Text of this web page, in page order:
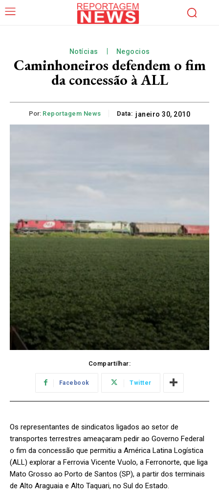
Notícias Negocios
Caminhoneiros defendem o fim
da concessão à ALL
Por: Reportagem News Data: janeiro 30, 2010
Compartilhar:
Facebook Twitter
Os representantes de sindicatos ligados ao setor de
transportes terrestres ameaçaram pedir ao Governo Federal
o fim da concessão que permitiu a América Latina Logística
(ALL) explorar a Ferrovia Vicente Vuolo, a Ferronorte, que liga
Mato Grosso ao Porto de Santos (SP), a partir dos terminais
de Alto Araguaia e Alto Taquari, no Sul do Estado.